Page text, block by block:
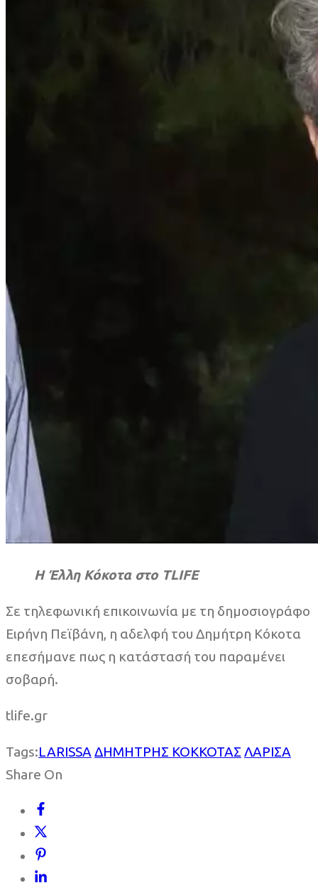
Η Έλλη Κόκοτα στο TLIFE
Σε τηλεφωνική επικοινωνία με τη δημοσιογράφο
Ειρήνη Πεϊβάνη, η αδελφή του Δημήτρη Κόκοτα
επεσήμανε πως η κατάστασή του παραμένει
σοβαρή.
tlife.gr
Tags:LARISSA ΔΗΜΗΤΡΗΣ ΚΟΚΚΟΤΑΣ ΛΑΡΙΣΑ
Share On